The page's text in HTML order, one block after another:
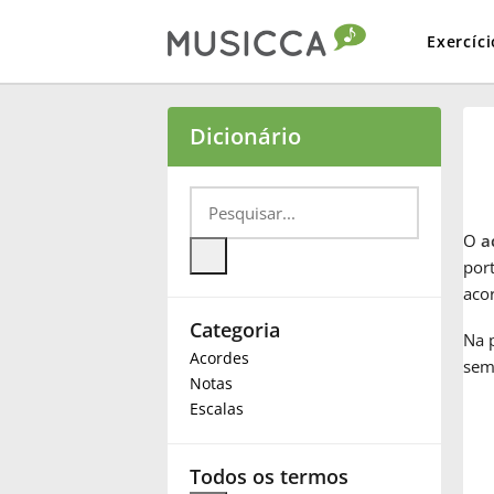
Български
Deutsch
Dicionário
Categoria
Acordes
Notas
Escalas
Todos os termos
O
Na